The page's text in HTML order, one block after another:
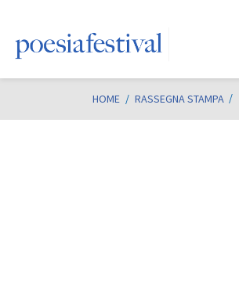
HOME / RASSEGNA STAMPA